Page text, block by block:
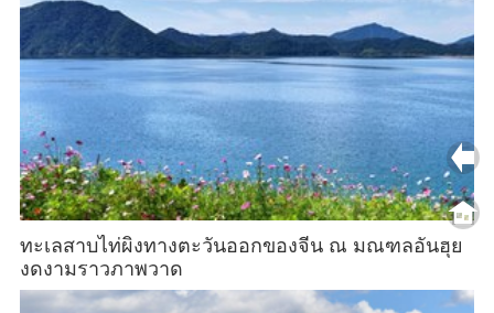
ทะเลสาบไท่ผิงทางตะวันออกของจีน ณ มณฑลอันฮุย
งดงามราวภาพวาด